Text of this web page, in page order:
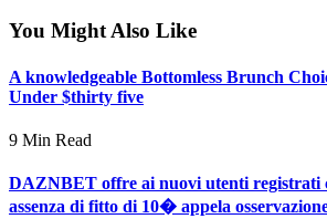
You Might Also Like
A knowledgeable Bottomless Brunch
Under $thirty five
9 Min Read
DAZNBET offre ai nuovi utenti registrati
assenza di fitto di 10� appela